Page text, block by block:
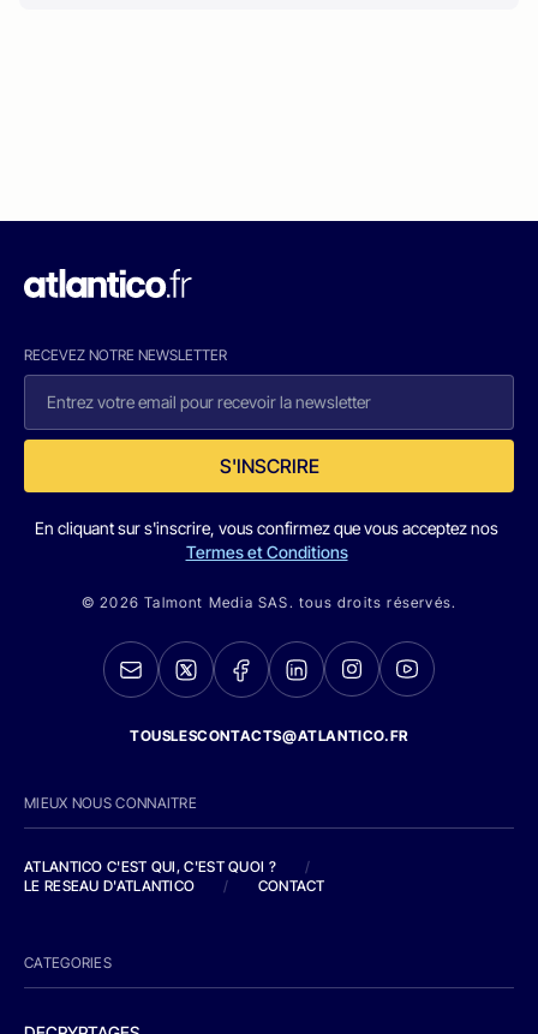
RECEVEZ NOTRE NEWSLETTER
S'INSCRIRE
En cliquant sur s'inscrire, vous confirmez que vous acceptez nos
Termes et Conditions
© 2026 Talmont Media SAS. tous droits réservés.
TOUSLESCONTACTS@ATLANTICO.FR
MIEUX NOUS CONNAITRE
ATLANTICO C'EST QUI, C'EST QUOI ?
/
LE RESEAU D'ATLANTICO
/ CONTACT
CATEGORIES